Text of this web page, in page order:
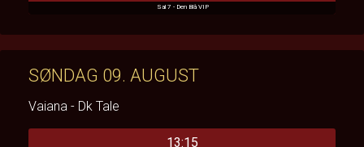
Sal 7 - Den Blå VIP
SØNDAG 09. AUGUST
Vaiana - Dk Tale
13:15